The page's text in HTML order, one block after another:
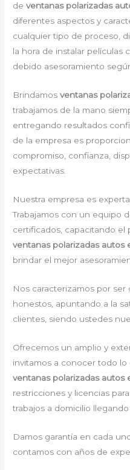
deventanas polarizadas
diferentes aspectos y
cualquier tipo de proceso,
la hora de instalar películas
debido asesoramiento
Brindamosventanas
trabajamos de la mano
entregando resultados
de la empresa es
compromiso, confianza,
expectativas.
Nuestra empresa es
Trabajamos con un equipo
certificados, capacitando el
ventanas polarizadas autos
brindar el mejor
Nos caracterizamos por ser
honestos, apuntando a la
clientes, siendo ustedes
Ofrecemos un amplio y
invitamos a conocer todo
ventanas polarizadas autos
restricciones y licencias
trabajos a domicilio
Damos garantía en cada
contamos con años de